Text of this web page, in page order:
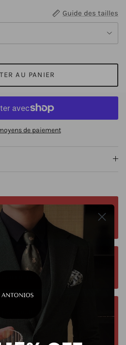
Guide des tailles
AU PANIER
de paiement
dans le monde entier. Où
depuis n'importe où
estimé est de 9 à 13 jours
pas quelle taille choisir ?
à trouver la taille idéale :
à l'adresse